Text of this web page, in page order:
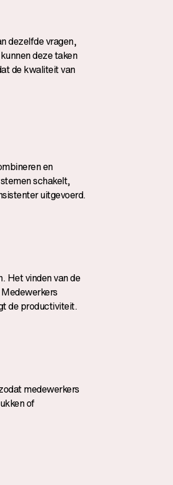
dezelfde vragen,
deze taken
de kwaliteit van
en
schakelt,
uitgevoerd.
Het vinden van de
de productiviteit.
medewerkers
of